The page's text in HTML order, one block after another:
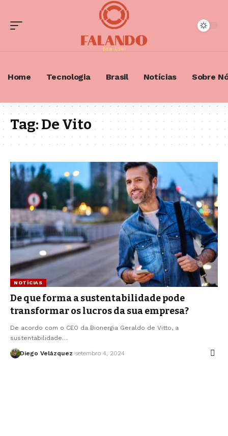
Home Tecnologia Brasil Notícias Sobre
Tag:De Vito
NOTÍCIAS
De que forma a sustentabilidade pode
transformar os lucros da sua empresa?
De acordo com o CEO da Bionergia Geraldo de Vitto, a
sustentabilidade…
Diego Velázquez setembro 4, 2024